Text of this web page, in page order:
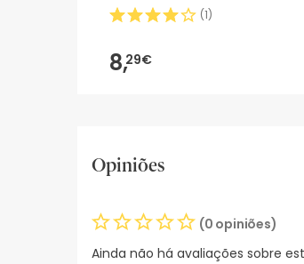
(1)
8,29€
Opiniões
(0 opiniões)
Ainda não há avaliações sobre